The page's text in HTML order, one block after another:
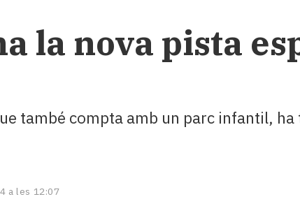
la nova pista
també compta amb un parc infantil,
a les 12:07